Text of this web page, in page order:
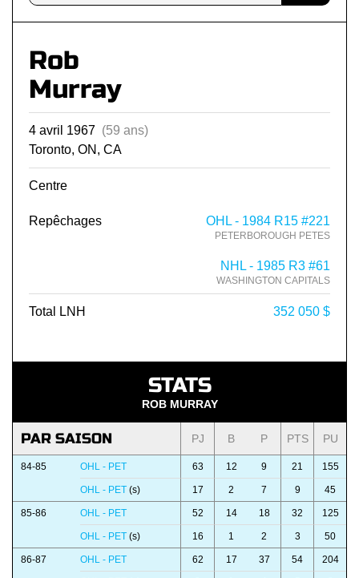
Rob
Murray
4 avril 1967 (59 ans)
Toronto, ON, CA
Centre
Repêchages OHL - 1984 R15 #221
PETERBOROUGH PETES
NHL - 1985 R3 #61
WASHINGTON CAPITALS
Total LNH 352 050 $
STATS
ROB MURRAY
PAR SAISON PJ B P PTS PU
84-85 OHL - PET 63 12 9 21 155
OHL - PET (s) 17 2 7 9 45
85-86 OHL - PET 52 14 18 32 125
OHL - PET (s) 16 1 2 3 50
86-87 OHL - PET 62 17 37 54 204